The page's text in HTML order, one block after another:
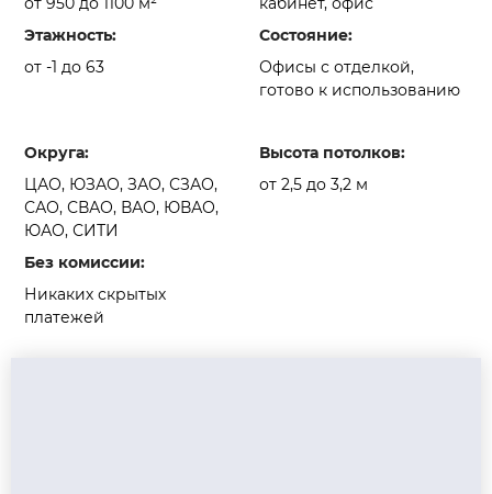
Этажность:
от -1 до 63
Состояние:
Офисы с отделкой,
готово к использованию
Округа:
ЦАО, ЮЗАО, ЗАО, СЗАО,
САО, СВАО, ВАО, ЮВАО,
ЮАО, СИТИ
Без комиссии:
Никаких скрытых
платежей
Высота потолков:
от 2,5 до 3,2 м